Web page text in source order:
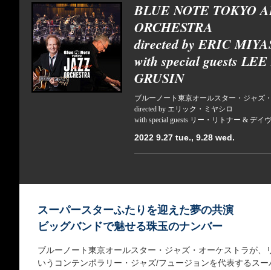
BLUE NOTE TOKYO
ORCHESTRA
directed by ERIC
with special guests
GRUSIN
ブルーノート東京オールスター・ジャズ
directed by エリック・ミヤシロ
with special guests リー・リトナー & デイ
2022 9.27 tue., 9.28 wed.
スーパースターふたりを迎えた夢の共演
ビッグバンドで魅せる珠玉のナンバー
ブルーノート東京オールスター・ジャズ・オーケストラが
いうコンテンポラリー・ジャズ/フュージョンを代表するス